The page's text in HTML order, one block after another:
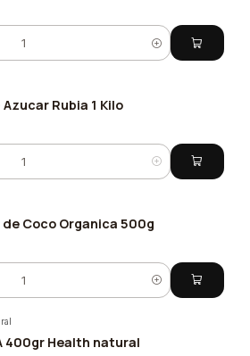
Rubia 1 Kilo
de Coco Organica 500g
400gr Health natural